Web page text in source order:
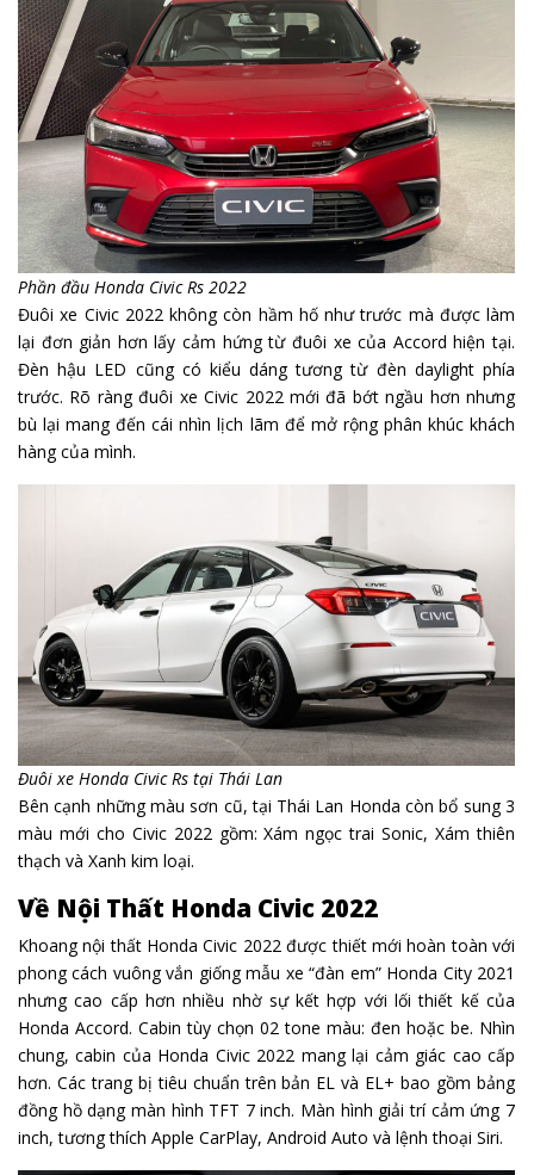
Phần đầu Honda Civic Rs 2022
Đuôi xe Civic 2022 không còn hầm hố như trước mà được làm
lại đơn giản hơn lấy cảm hứng từ đuôi xe của Accord hiện tại.
Đèn hậu LED cũng có kiểu dáng tương từ đèn daylight phía
trước. Rõ ràng đuôi xe Civic 2022 mới đã bớt ngầu hơn nhưng
bù lại mang đến cái nhìn lịch lãm để mở rộng phân khúc khách
hàng của mình.
Đuôi xe Honda Civic Rs tại Thái Lan
Bên cạnh những màu sơn cũ, tại Thái Lan Honda còn bổ sung 3
màu mới cho Civic 2022 gồm: Xám ngọc trai Sonic, Xám thiên
thạch và Xanh kim loại.
Về Nội Thất Honda Civic 2022
Khoang nội thất Honda Civic 2022 được thiết mới hoàn toàn với
phong cách vuông vắn giống mẫu xe “đàn em” Honda City 2021
nhưng cao cấp hơn nhiều nhờ sự kết hợp với lối thiết kế của
Honda Accord. Cabin tùy chọn 02 tone màu: đen hoặc be. Nhìn
chung, cabin của Honda Civic 2022 mang lại cảm giác cao cấp
hơn. Các trang bị tiêu chuẩn trên bản EL và EL+ bao gồm bảng
đồng hồ dạng màn hình TFT 7 inch. Màn hình giải trí cảm ứng 7
inch, tương thích Apple CarPlay, Android Auto và lệnh thoại Siri.